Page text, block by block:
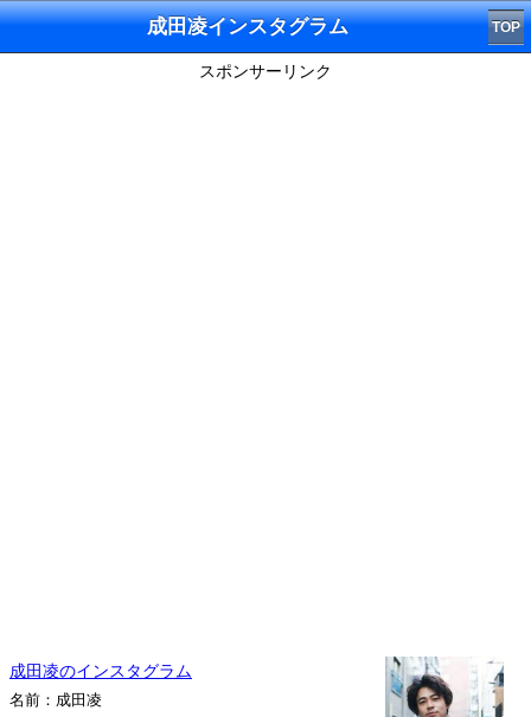
成田凌インスタグラム TOP
スポンサーリンク
成田凌のインスタグラム
名前：成田凌